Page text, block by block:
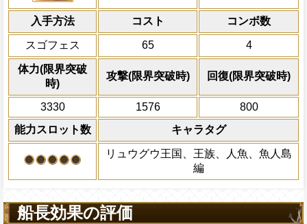
入手方法 コスト コンボ数
スゴフェス 65 4
体力(限界突破
時)
攻撃(限界突破時) 回復(限界突破時)
3330 1576
800
能力スロット数
キャラタグ
リュウグウ王国、王族、人魚、魚人島
編
スロットであり、敵・味方ともに虹スロ
できない)に変換、一味にかかっている回
無効状態を15ターン回復し、キャラの回
を回復する
にするスロットであり、敵・味方ともに
対象とできない)に変換、一味にかかって
ン・回復無効状態を5ターン回復し、キ
体力を回復する
上限突破
遅延無効・状態異常無効の効果を無視し
1ターン遅延させ、[お邪魔]を含む全ての
2.25倍にし、一味にかかっている回復ダ
態を15ターン回復し、キャラの回復×150
必殺技
ターン数：12
全プレイヤーにかか
態異常アイコンを2タ
ャラの回復×80倍の
力を回復する
アクション
2ターンの間敵全体の
を30%下げ、-タイプ
モンキーDルフィ フカボシ ネプチューン
知属性の被ダメ7%減
スロット封じを10ターン回復
回復無効を10ターン回復
Lv上限突破
ターン終了時にキャラの回復×7倍の体力
外の攻撃を4.5倍、自分の攻撃は約3倍、
ったターンは受けるダメージが15%軽減
大体力の2倍まで上限を無視して回復す
限をあげる効果は重複しない。体力が上
時、体力満タン時と同じ扱いになる)
ップ Lv.7、知属性の敵の攻撃ダウ
が50%以下の時、自分の回復アッ
最大Lv.120
船長効果：ターン終了時にキャラ
を回復し、自分以外の攻撃を4.5倍
3倍、自身が攻撃しなかったターン
ジが15%軽減、一味の体力は最大
限を無視して回復することができ
果は重複しない。体力が上限を超
満タン時と同じ扱いになる)
最大Lv.130
海賊祭必殺技：大範囲の仲間の体
秒）、心属性の仲間の攻撃アップ
御アップ Lv.5（20秒）
船長効果の評価